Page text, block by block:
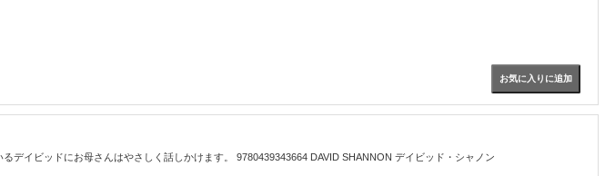
デイビッドにお母さんはやさしく話しかけます。 9780439343664 DAVID SHANNON デイビッド・シャノン